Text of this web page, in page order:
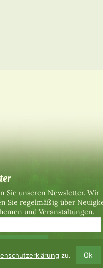
Sie unseren Newsletter. Wir
Sie regelmäßig über
und Veranstaltungen.
zu. Ok